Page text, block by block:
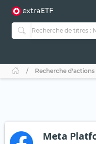
Recherche d'actions
Meta